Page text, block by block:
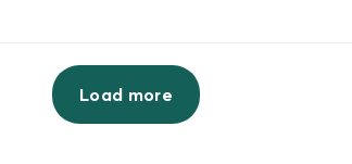
Load more